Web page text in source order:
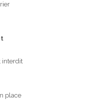
interdit
place